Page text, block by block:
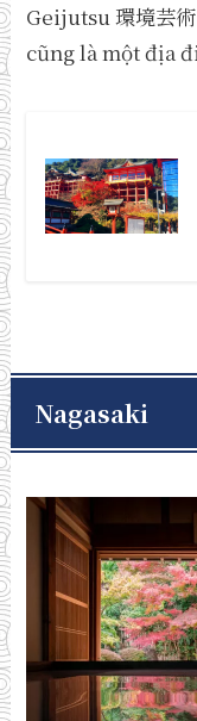
Geijutsu 環境芸
cũng là một địa
Nagasaki